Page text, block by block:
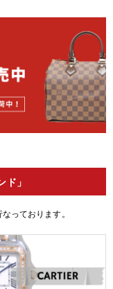
ド」
っております。